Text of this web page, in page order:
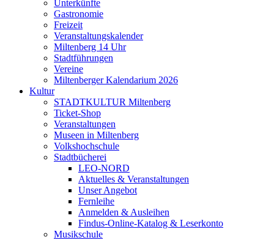
Unterkünfte
Gastronomie
Freizeit
Veranstaltungskalender
Miltenberg 14 Uhr
Stadtführungen
Vereine
Miltenberger Kalendarium 2026
Kultur
STADTKULTUR Miltenberg
Ticket-Shop
Veranstaltungen
Museen in Miltenberg
Volkshochschule
Stadtbücherei
LEO-NORD
Aktuelles & Veranstaltungen
Unser Angebot
Fernleihe
Anmelden & Ausleihen
Findus-Online-Katalog & Leserkonto
Musikschule